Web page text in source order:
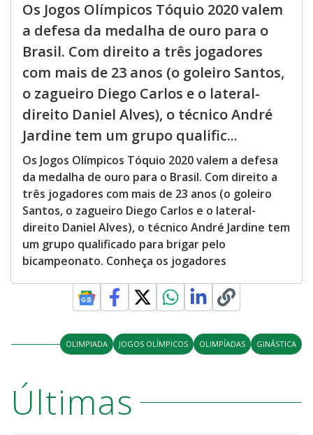
Os Jogos Olímpicos Tóquio 2020 valem
a defesa da medalha de ouro para o
Brasil. Com direito a três jogadores
com mais de 23 anos (o goleiro Santos,
o zagueiro Diego Carlos e o lateral-
direito Daniel Alves), o técnico André
Jardine tem um grupo qualific...
Os Jogos Olímpicos Tóquio 2020 valem a defesa
da medalha de ouro para o Brasil. Com direito a
três jogadores com mais de 23 anos (o goleiro
Santos, o zagueiro Diego Carlos e o lateral-
direito Daniel Alves), o técnico André Jardine tem
um grupo qualificado para brigar pelo
bicampeonato. Conheça os jogadores
OLIMPIADA JOGOS OLÍMPICOS OLIMPÍADAS GINÁSTICA
Últimas